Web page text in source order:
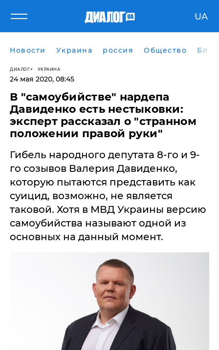
UA
Новости Украина россия Общество
ДИАЛОГ УКРАИНА
24 мая 2020, 08:45
В "самоубийстве" нардепа
Давиденко есть нестыковки:
эксперт рассказал о "странном
положении правой руки"
Гибель народного депутата 8-го и 9-
го созывов Валерия Давиденко,
которую пытаются представить как
суицид, возможно, не является
таковой. Хотя в МВД Украины версию
самоубийства называют одной из
основных на данный момент.